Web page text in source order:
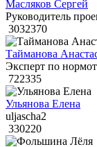
Масляков Сергей
Руководитель
3032370
Тайманова
Эксперт по
722335
Ульянова Елена
uljascha2
330220